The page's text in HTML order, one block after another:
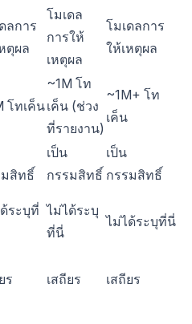
ลการ
ตุผล
โมเดล
การให้
เหตุผล
โมเดลการ
ให้เหตุผล
โทเค็น
~1M โท
เค็น (ช่วง
ที่รายงาน)
~1M+ โท
เค็น
สิทธิ์
เป็น
กรรมสิทธิ์
เป็น
กรรมสิทธิ์
ระบุที่ ไม่ได้ระบุ
ที่นี่
ไม่ได้ระบุที่นี่
ร เสถียร เสถียร